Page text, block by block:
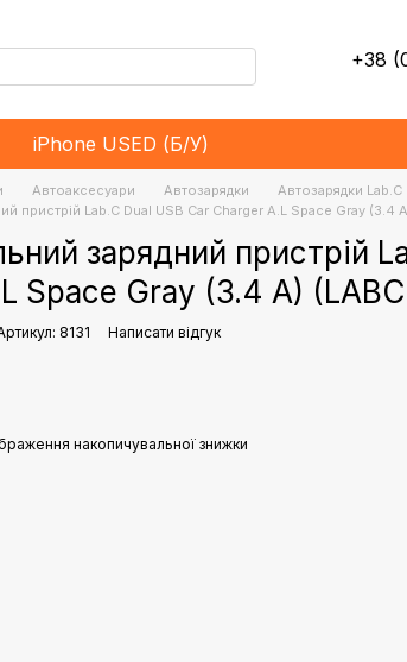
+38
iPhone USED (Б/У)
Aвтоаксесуари Автозарядки
Автозарядки Lab.C
пристрій Lab.C Dual USB Car Charger A.L Space Gray (3.4
зарядний пристрій
Space Gray (3.4 A)
8131 Написати відгук
накопичувальної знижки